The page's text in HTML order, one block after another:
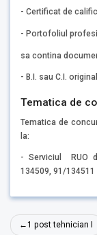
- Certificat de
- Portofoliul
sa contina
- B.I. sau C.I.
Tematica de
Tematica de
la:
- Serviciul RUO
134509, 91/134511
Navigare
1 post tehnician I